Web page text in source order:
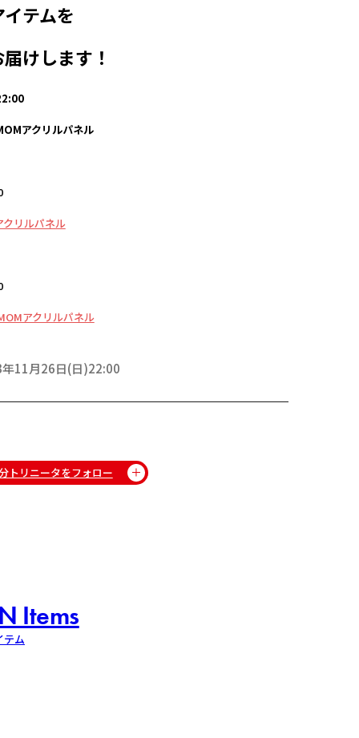
テムを
けします！
アクリルパネル
リルパネル
アクリルパネル
11月26日(日)22:00
トリニータをフォロー
Items
テム